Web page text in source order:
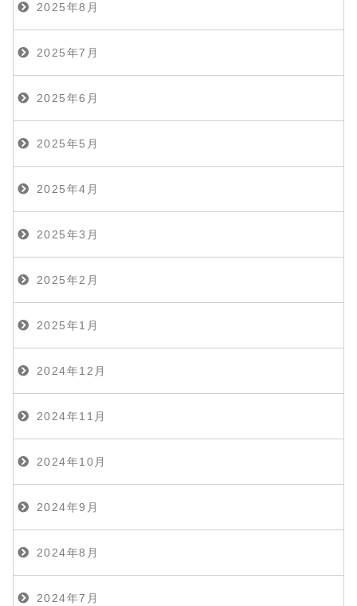
2025年8月
2025年7月
2025年6月
2025年5月
2025年4月
2025年3月
2025年2月
2025年1月
2024年12月
2024年11月
2024年10月
2024年9月
2024年8月
2024年7月